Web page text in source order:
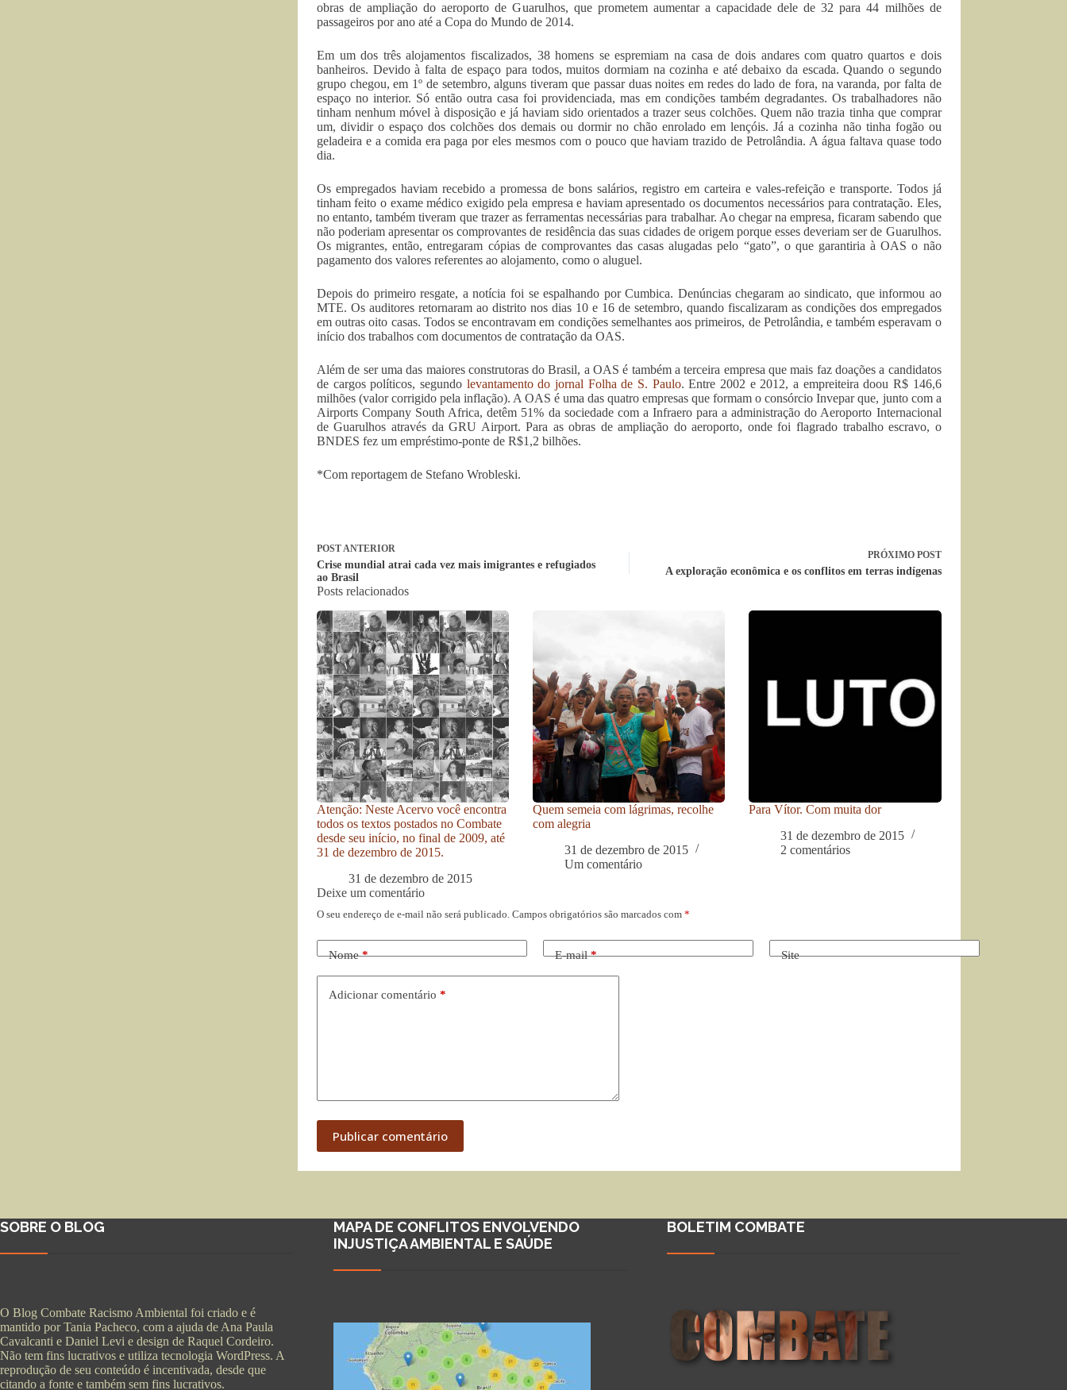
obras de ampliação do aeroporto de Guarulhos, que prometem aumentar a capacidade dele de 32 para 44 milhões de
passageiros por ano até a Copa do Mundo de 2014.
Em um dos três alojamentos fiscalizados, 38 homens se espremiam na casa de dois andares com quatro quartos e dois
banheiros. Devido à falta de espaço para todos, muitos dormiam na cozinha e até debaixo da escada. Quando o segundo
grupo chegou, em 1º de setembro, alguns tiveram que passar duas noites em redes do lado de fora, na varanda, por falta de
espaço no interior. Só então outra casa foi providenciada, mas em condições também degradantes. Os trabalhadores não
tinham nenhum móvel à disposição e já haviam sido orientados a trazer seus colchões. Quem não trazia tinha que comprar
um, dividir o espaço dos colchões dos demais ou dormir no chão enrolado em lençóis. Já a cozinha não tinha fogão ou
geladeira e a comida era paga por eles mesmos com o pouco que haviam trazido de Petrolândia. A água faltava quase todo
dia.
Os empregados haviam recebido a promessa de bons salários, registro em carteira e vales-refeição e transporte. Todos já
tinham feito o exame médico exigido pela empresa e haviam apresentado os documentos necessários para contratação. Eles,
no entanto, também tiveram que trazer as ferramentas necessárias para trabalhar. Ao chegar na empresa, ficaram sabendo que
não poderiam apresentar os comprovantes de residência das suas cidades de origem porque esses deveriam ser de Guarulhos.
Os migrantes, então, entregaram cópias de comprovantes das casas alugadas pelo “gato”, o que garantiria à OAS o não
pagamento dos valores referentes ao alojamento, como o aluguel.
Depois do primeiro resgate, a notícia foi se espalhando por Cumbica. Denúncias chegaram ao sindicato, que informou ao
MTE. Os auditores retornaram ao distrito nos dias 10 e 16 de setembro, quando fiscalizaram as condições dos empregados
em outras oito casas. Todos se encontravam em condições semelhantes aos primeiros, de Petrolândia, e também esperavam o
início dos trabalhos com documentos de contratação da OAS.
Além de ser uma das maiores construtoras do Brasil, a OAS é também a terceira empresa que mais faz doações a candidatos
de cargos políticos, segundo levantamento do jornal Folha de S. Paulo. Entre 2002 e 2012, a empreiteira doou R$ 146,6
milhões (valor corrigido pela inflação). A OAS é uma das quatro empresas que formam o consórcio Invepar que, junto com a
Airports Company South Africa, detêm 51% da sociedade com a Infraero para a administração do Aeroporto Internacional
de Guarulhos através da GRU Airport. Para as obras de ampliação do aeroporto, onde foi flagrado trabalho escravo, o
BNDES fez um empréstimo-ponte de R$1,2 bilhões.
*Com reportagem de Stefano Wrobleski.
POSTANTERIOR
Crise mundial atrai cada vez mais imigrantes e refugiados
ao Brasil
PRÓXIMO POST
A exploração econômica e os conflitos em terras indígenas
Posts relacionados
Atenção: Neste Acervo você encontra
todos os textos postados no Combate
desde seu início, no final de 2009, até
31 de dezembro de 2015.
31 de dezembro de 2015
Quem semeia com lágrimas, recolhe
com alegria
31 de dezembro de 2015
Um comentário
Para Vítor. Com muita dor
31 de dezembro de 2015
2 comentários
Deixe um comentário
O seu endereço de e-mail não será publicado. Campos obrigatórios são marcados com *
Nome* E-mail* Site
Adicionar comentário *
Publicar comentário
SOBRE O BLOG
O Blog Combate Racismo Ambiental foi criado e é
mantido por Tania Pacheco, com a ajuda de Ana Paula
Cavalcanti e Daniel Levi e design de Raquel Cordeiro.
Não tem fins lucrativos e utiliza tecnologia WordPress. A
reprodução de seu conteúdo é incentivada, desde que
citando a fonte e também sem fins lucrativos.
MAPA DE CONFLITOS ENVOLVENDO
INJUSTIÇA AMBIENTAL E SAÚDE
BOLETIM COMBATE